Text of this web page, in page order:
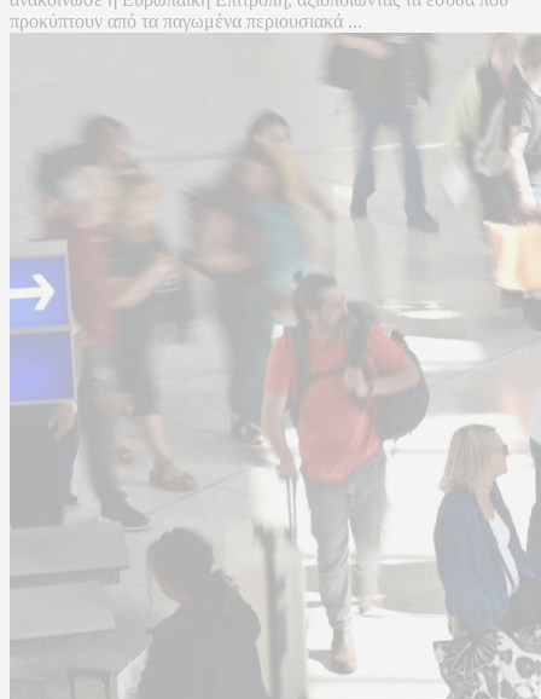
προκύπτουν από τα παγωμένα περιουσιακά ...